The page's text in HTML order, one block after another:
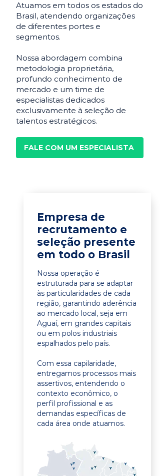
Atuamos em todos os estados do
Brasil, atendendo organizações
de diferentes portes e
segmentos.
Nossa abordagem combina
metodologia proprietária,
profundo conhecimento de
mercado e um time de
especialistas dedicados
exclusivamente à seleção de
talentos estratégicos.
FALE COM UM ESPECIALISTA
Empresa de
recrutamento e
seleção presente
em todo o Brasil
Nossa operação é
estruturada para se adaptar
às particularidades de cada
região, garantindo aderência
ao mercado local, seja em
Aguaí, em grandes capitais
ou em polos industriais
espalhados pelo país.
Com essa capilaridade,
entregamos processos mais
assertivos, entendendo o
contexto econômico, o
perfil profissional e as
demandas específicas de
cada área onde atuamos.